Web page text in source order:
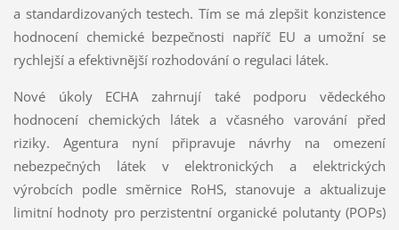
a standardizovaných testech. Tím se má zlepšit konzistence
hodnocení chemické bezpečnosti napříč EU a umožní se
rychlejší a efektivnější rozhodování o regulaci látek.
Nové úkoly ECHA zahrnují také podporu vědeckého
hodnocení chemických látek a včasného varování před
riziky. Agentura nyní připravuje návrhy na omezení
nebezpečných látek v elektronických a elektrických
výrobcích podle směrnice RoHS, stanovuje a aktualizuje
limitní hodnoty pro perzistentní organické polutanty (POPs)